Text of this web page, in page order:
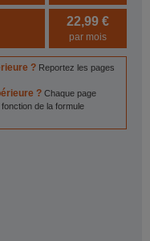
22,99 €
par mois
? Reportez les pages
? Chaque page
de la formule